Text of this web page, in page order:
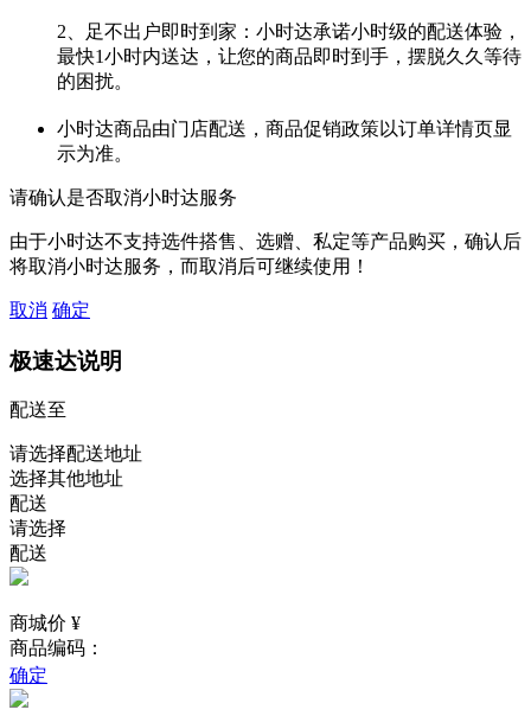
2、足不出户即时到家：小时达承诺小时级的配送体验，
最快1小时内送达，让您的商品即时到手，摆脱久久等待
的困扰。
小时达商品由门店配送，商品促销政策以订单详情页显
示为准。
请确认是否取消小时达服务
由于小时达不支持选件搭售、选赠、私定等产品购买，确认后
将取消小时达服务，而取消后可继续使用！
取消 确定
极速达说明
配送至
请选择配送地址
选择其他地址
配送
请选择
配送
商城价 ¥
商品编码：
确定